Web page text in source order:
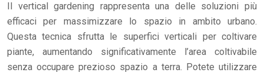
Il vertical gardening rappresenta una delle soluzioni più
efficaci per massimizzare lo spazio in ambito urbano.
Questa tecnica sfrutta le superfici verticali per coltivare
piante, aumentando significativamente l’area coltivabile
senza occupare prezioso spazio a terra. Potete utilizzare